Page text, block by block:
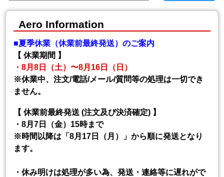
Aero Information
■夏季休業（休業前最終発送）のご案内
【 休業期間 】
・8月8日（土）〜8月16日（日）
※休業中、注文/電話/メール/質問等の処理は一切でき
ません。
【 休業前最終発送 (注文及び決済確定) 】
・8月7日（金）15時まで
※時間以降は「8月17日（月）」から順に発送となり
ます。
・休み明けは処理が多い為、発送・連絡等に遅れがで